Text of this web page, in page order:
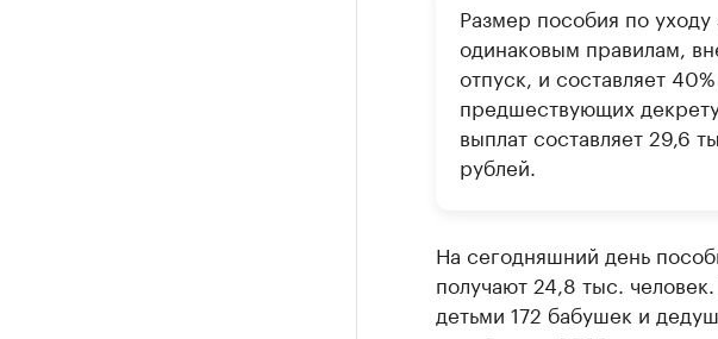
Размер пособия по
одинаковым правилам,
отпуск, и составляет
предшествующих
выплат составляет 29,6
рублей.
На сегодняшний день
получают 24,8 тыс.
детьми 172 бабушек и